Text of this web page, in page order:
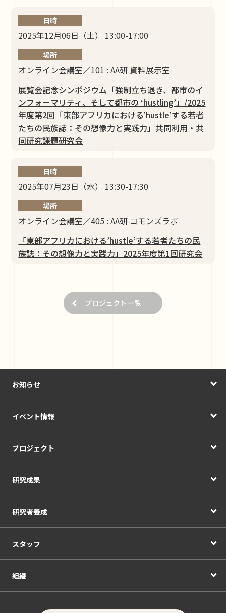
日時
2025年12月06日（土） 13:00-17:00
場所
オンライン会議室／101 : AA研 資料展示室
展覧会記念シンポジウム「強制立ち退き、都市のイ
ンフォーマリティ、そして都市の ‘hustling’」/2025
年度第2回「東部アフリカにおけるʼhustleʼする若者
たちの民族誌：その想像力と実践力」共同利用・共
同研究課題研究会
日時
2025年07月23日（水） 13:30-17:30
場所
オンライン会議室／405 : AA研 コモンズラボ
「東部アフリカにおける’hustle’する若者たちの民
族誌：その想像力と実践力」2025年度第1回研究会
プロジェクト一覧
お知らせ
イベント情報
プロジェクト
研究成果
研究者養成
スタッフ
組織